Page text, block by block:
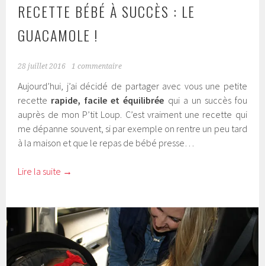
RECETTE BÉBÉ À SUCCÈS : LE
GUACAMOLE !
28 juillet 2016 1 commentaire
Aujourd’hui, j’ai décidé de partager avec vous une petite
recette rapide, facile et équilibrée qui a un succès fou
auprès de mon P’tit Loup. C’est vraiment une recette qui
me dépanne souvent, si par exemple on rentre un peu tard
à la maison et que le repas de bébé presse…
Lire la suite →